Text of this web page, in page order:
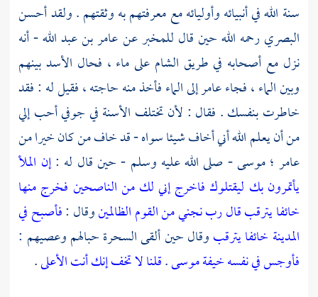
سنة الله في أنبيائه وأوليائه مع معرفتهم به وثقتهم . ولقد أحسن
البصريرحمه الله حين قال للمخبر عنعامر بن عبد الله- أنه
نزل مع أصحابه في طريق الشام على ماء ، فحال الأسد بينهم
وبين الماء ، فجاءعامرإلى الماء فأخذ منه حاجته ، فقيل له : فقد
خاطرت بنفسك . فقال : لأن تختلف الأسنة في جوفي أحب إلي
من أن يعلم الله أني أخاف شيئا سواه - قد خاف من كان خيرا من
عامر ؛موسى- صلى الله عليه وسلم - حين قال له :إن الملأ
يأتمرون بك ليقتلوك فاخرج إني لك من الناصحين فخرج منها
خائفا يترقب قال رب نجني من القوم الظالمينوقال :فأصبح في
المدينة خائفا يترقبوقال حين ألقى السحرة حبالهم وعصيهم :
فأوجس في نفسه خيفة موسى.قلنا لا تخف إنك أنت الأعلى.